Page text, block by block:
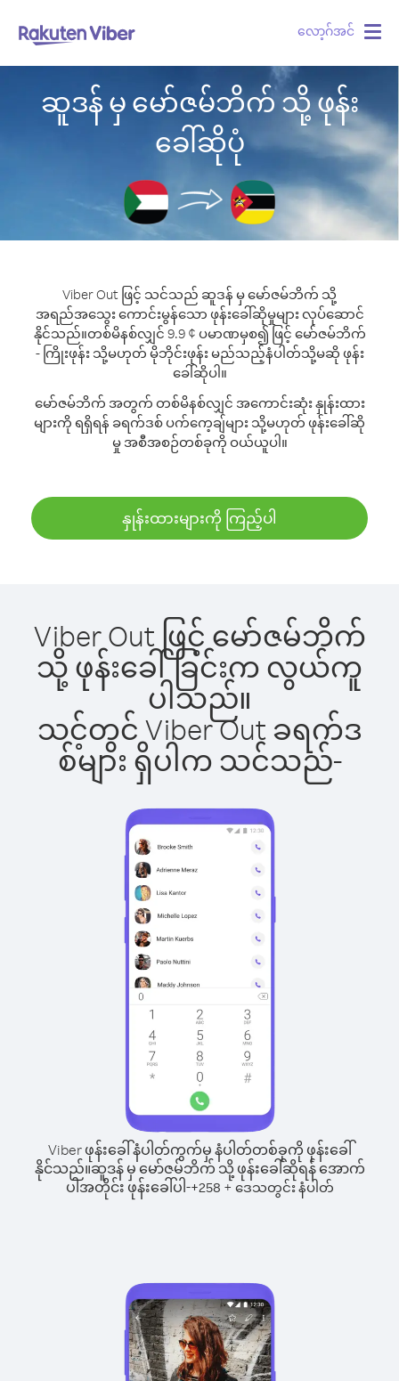
လော့ဂ်အင်
ဆူဒန် မှ မော်ဇမ်ဘိက် သို့ ဖုန်း
ခေါ်ဆိုပုံ
Viber Out ဖြင့် သင်သည် ဆူဒန် မှ မော်ဇမ်ဘိက် သို့
အရည်အသွေး ကောင်းမွန်သော ဖုန်းခေါ်ဆိုမှုများ လုပ်ဆောင်
နိုင်သည်။တစ်မိနစ်လျှင် 9.9 ¢ ပမာဏမှစ၍ ဖြင့် မော်ဇမ်ဘိက်
- ကြိုးဖုန်း သို့မဟုတ် မိုဘိုင်းဖုန်း မည်သည့်နံပါတ်သို့မဆို ဖုန်း
ခေါ်ဆိုပါ။
မော်ဇမ်ဘိက် အတွက် တစ်မိနစ်လျှင် အကောင်းဆုံး နှုန်းထား
များကို ရရှိရန် ခရက်ဒစ် ပက်ကေ့ချ်များ သို့မဟုတ် ဖုန်းခေါ်ဆို
မှု အစီအစဉ်တစ်ခုကို ဝယ်ယူပါ။
နှုန်းထားများကို ကြည့်ပါ
Viber Out ဖြင့် မော်ဇမ်ဘိက်
သို့ ဖုန်းခေါ်ခြင်းက လွယ်ကူ
ပါသည်။
သင့်တွင် Viber Out ခရက်ဒ
စ်များ ရှိပါက သင်သည်-
Viber ဖုန်းခေါ်နံပါတ်ကွက်မှ နံပါတ်တစ်ခုကို ဖုန်းခေါ်
နိုင်သည်။ဆူဒန် မှ မော်ဇမ်ဘိက် သို့ ဖုန်းခေါ်ဆိုရန် အောက်
ပါအတိုင်း ဖုန်းခေါ်ပါ-+258 + ဒေသတွင်း နံပါတ်